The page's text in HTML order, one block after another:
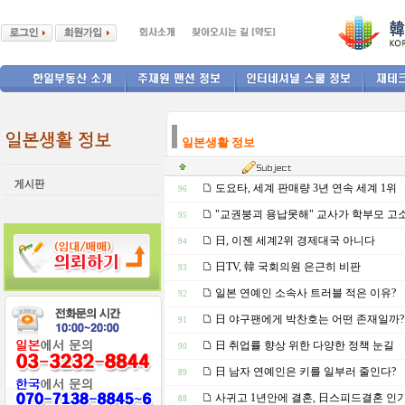
일본생활 정보
96 도요타, 세계 판매량 3년 연속 세계 1위
95 "교권붕괴 용납못해" 교사가 학부모 고
94 日, 이젠 세계2위 경제대국 아니다
93 日TV, 韓 국회의원 은근히 비판
92 일본 연예인 소속사 트러블 적은 이유?
91 日 야구팬에게 박찬호는 어떤 존재일까?
90 日 취업률 향상 위한 다양한 정책 눈길
89 日 남자 연예인은 키를 일부러 줄인다?
88 사귀고 1년안에 결혼, 日스피드결혼 인